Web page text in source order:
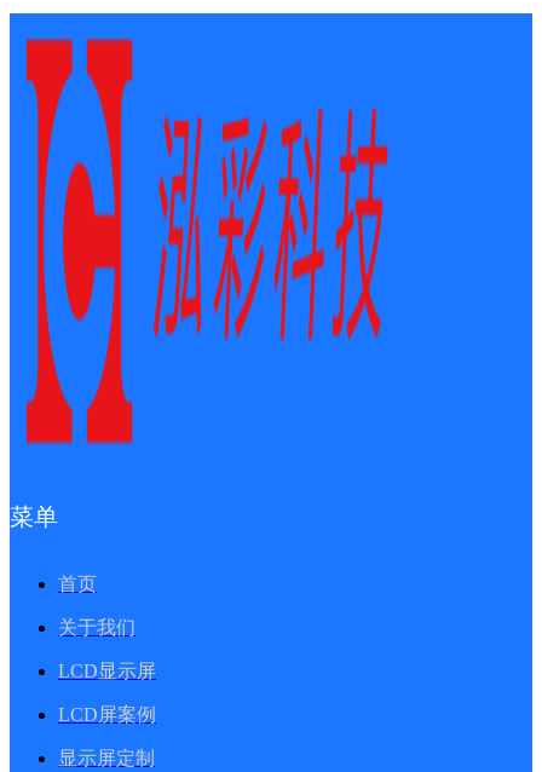
菜单
首页
关于我们
LCD显示屏
LCD屏案例
显示屏定制